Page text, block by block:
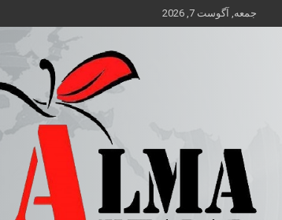
محتوا
جمعه, آگوست 7, 2026